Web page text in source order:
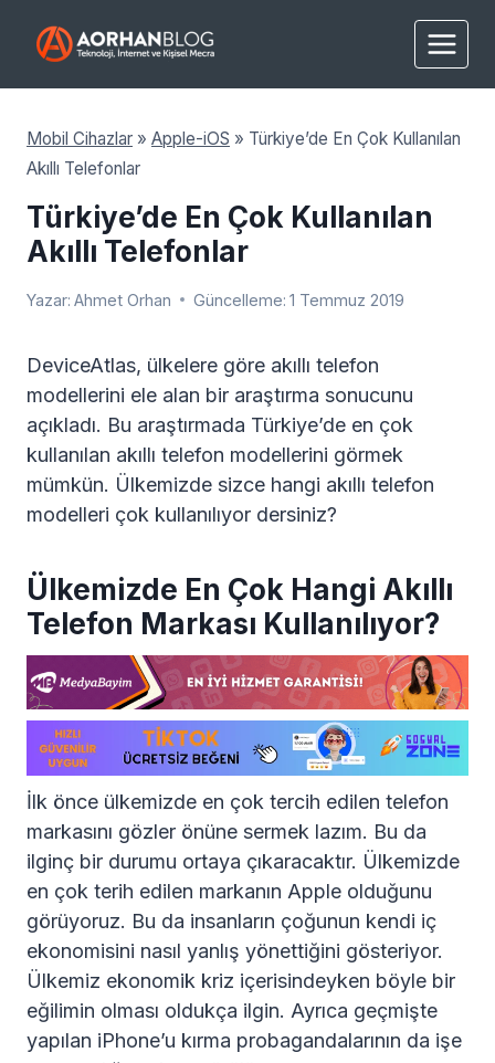
Mobil Cihazlar » Apple-iOS » Türkiye’de En Çok Kullanılan
Akıllı Telefonlar
Türkiye’de En Çok Kullanılan
Akıllı Telefonlar
Yazar: Ahmet Orhan Güncelleme: 1 Temmuz 2019
DeviceAtlas, ülkelere göre akıllı telefon
modellerini ele alan bir araştırma sonucunu
açıkladı. Bu araştırmada Türkiye’de en çok
kullanılan akıllı telefon modellerini görmek
mümkün. Ülkemizde sizce hangi akıllı telefon
modelleri çok kullanılıyor dersiniz?
Ülkemizde En Çok Hangi Akıllı
Telefon Markası Kullanılıyor?
İlk önce ülkemizde en çok tercih edilen telefon
markasını gözler önüne sermek lazım. Bu da
ilginç bir durumu ortaya çıkaracaktır. Ülkemizde
en çok terih edilen markanın Apple olduğunu
görüyoruz. Bu da insanların çoğunun kendi iç
ekonomisini nasıl yanlış yönettiğini gösteriyor.
Ülkemiz ekonomik kriz içerisindeyken böyle bir
eğilimin olması oldukça ilgin. Ayrıca geçmişte
yapılan iPhone’u kırma probagandalarının da işe